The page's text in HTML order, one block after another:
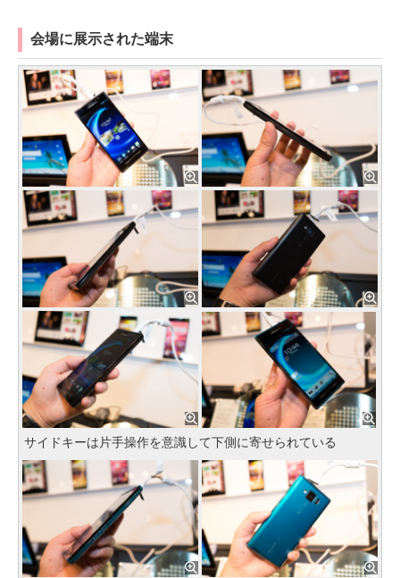
会場に展示された端末
サイドキーは片手操作を意識して下側に寄せられている